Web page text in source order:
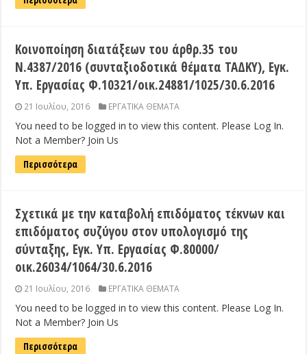
Κοινοποίηση διατάξεων του άρθρ.35 του
Ν.4387/2016 (συνταξιοδοτικά θέματα ΤΑΔΚΥ), Εγκ.
Υπ. Εργασίας Φ.10321/οικ.24881/1025/30.6.2016
21 Ιουλίου, 2016 ΕΡΓΑΤΙΚΑ ΘΕΜΑΤΑ
You need to be logged in to view this content. Please Log In.
Not a Member? Join Us
Περισσότερα
Σχετικά με την καταβολή επιδόματος τέκνων και
επιδόματος συζύγου στον υπολογισμό της
σύνταξης, Εγκ. Υπ. Εργασίας Φ.80000/
οικ.26034/1064/30.6.2016
21 Ιουλίου, 2016 ΕΡΓΑΤΙΚΑ ΘΕΜΑΤΑ
You need to be logged in to view this content. Please Log In.
Not a Member? Join Us
Περισσότερα